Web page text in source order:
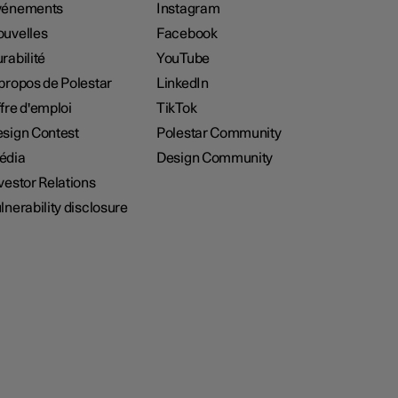
de Polestar
d'emploi
Contest
Relations
disclosure
Instagram
Facebook
YouTube
LinkedIn
TikTok
Polestar Community
Design Community